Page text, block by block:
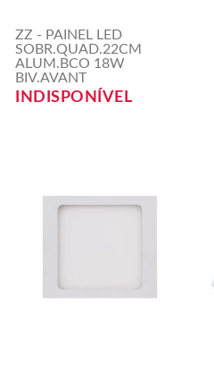
ZZ - PAINEL LED
SOBR.QUAD.22CM
ALUM.BCO 18W
BIV.AVANT
INDISPONÍVEL